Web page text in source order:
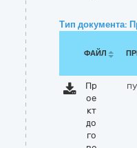
Тип документа:
ФАЙЛ
Пр
ое
кт
до
го